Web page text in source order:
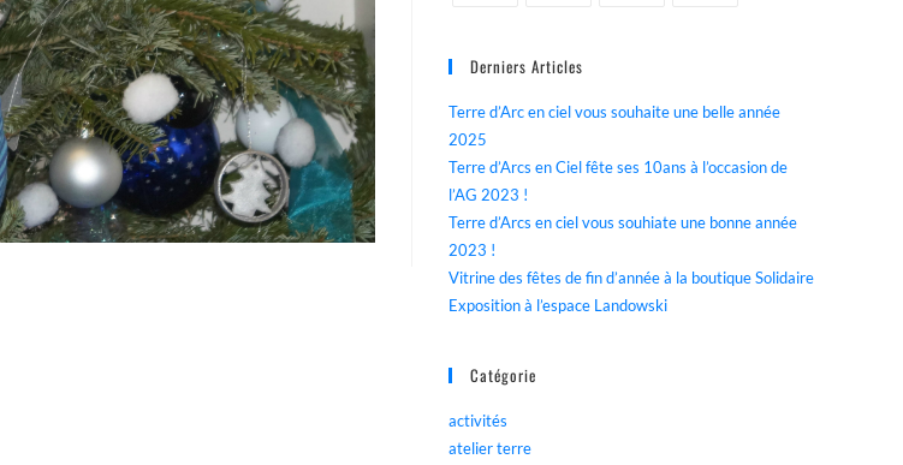
Derniers Articles
Terre d’Arc en ciel vous souhaite une belle année
2025
Terre d’Arcs en Ciel fête ses 10ans à l’occasion de
l’AG 2023 !
Terre d’Arcs en ciel vous souhiate une bonne année
2023 !
Vitrine des fêtes de fin d’année à la boutique Solidaire
Exposition à l’espace Landowski
Catégorie
activités
atelier terre